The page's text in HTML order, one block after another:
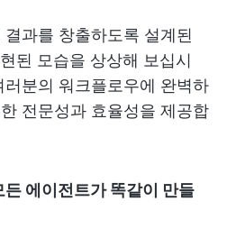
과를 창출하도록 설계된
된 모습을 상상해 보십시
분의 워크플로우에 완벽하
전문성과 효율성을 제공합
든 에이전트가 똑같이 만들